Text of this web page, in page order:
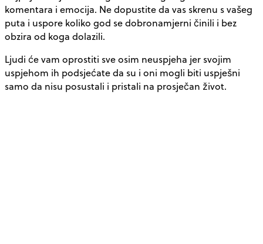
komentara i emocija. Ne dopustite da vas skrenu s vašeg
puta i uspore koliko god se dobronamjerni činili i bez
obzira od koga dolazili.
Ljudi će vam oprostiti sve osim neuspjeha jer svojim
uspjehom ih podsjećate da su i oni mogli biti uspješni
samo da nisu posustali i pristali na prosječan život.